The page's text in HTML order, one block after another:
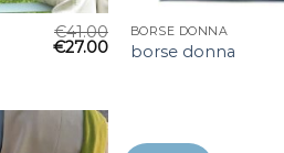
€41.00
€27.00
BORSE DONNA
borse donna